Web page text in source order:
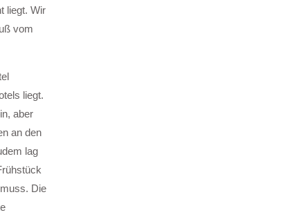
liegt. Wir
vom
liegt.
aber
an den
lag
Die